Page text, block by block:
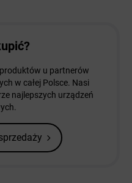
u partnerów
w całej Polsce. Nasi
najlepszych urządzeń